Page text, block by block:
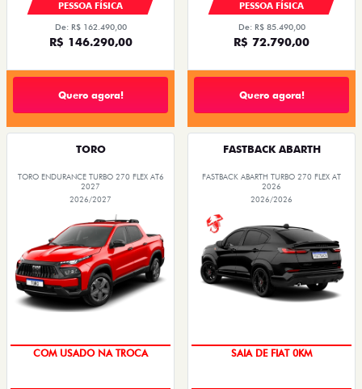
PESSOA FÍSICA
De: R$ 162.490,00
R$ 146.290,00
Quero agora!
PESSOA FÍSICA
De: R$ 85.490,00
R$ 72.790,00
Quero agora!
TORO
TORO ENDURANCE TURBO 270 FLEX AT6
2027
2026/2027
COM USADO NA TROCA
FASTBACK ABARTH
FASTBACK ABARTH TURBO 270 FLEX AT
2026
2026/2026
SAIA DE FIAT 0KM